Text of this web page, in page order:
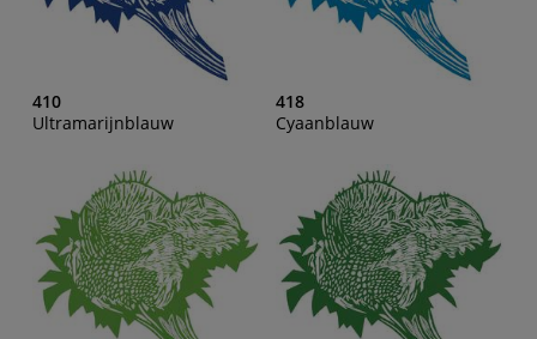
410
Ultramarijnblauw
418
Cyaanblauw